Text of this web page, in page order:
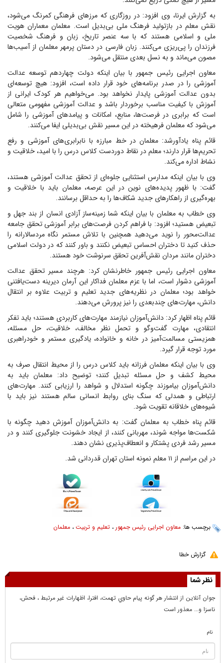
به گزارش ایرنا، وی افزود: در روزگاری که مرز‌های فرهنگی کمرنگ می‌شود،
نقش معلم در بازتولید فرهنگ ملی بی‌بدیل است. معلمان معماران هویت
ملی و اسلامی هستند که با سه عنصر تاریخ، زبان و فرهنگ شخصیت
فرزندان را پی‌ریزی می‌کنند. زبان فارسی در دستان پرمهر معلمان از آسیب‌ها
مصون می‌ماند و به نسل بعدی منتقل می‌شود.
معاون اجرایی رئیس جمهور با بیان اینکه دولت چهاردهم توسعه عدالت
آموزشی را در صدر برنامه‌های خود قرار داده است، افزود: هیچ توسعه‌ای
بدون عدالت آموزشی پایدار نخواهد بود. می‌خواهیم هر کودک ایرانی از
آموزش با کیفیت مناسب برخوردار باشد و عدالت آموزشی مفهومی متعالی
است که برابری در فرصت‌ها، منابع، امکانات و پیامد‌های آموزشی را شامل
می‌شود که معلمان فرهیخته در این مسیر نقش بی‌بدیلی ایفا می‌کنند.
قائم پناه یادآورشد: معلمان در خط مبارزه با نابرابری‌های آموزشی و رفع
تحریم‌ها قرار دارند؛ معلم در نقاط دوردست کلاس درس را با امید، خلاقیت و
نشاط اداره می‌کند.
وی با بیان اینکه مدارس استثنایی جلوه‌ای از تحقق عدالت آموزشی هستند،
گفت: با ظهور پدیده‌های نوین در این عرصه، معلمان باید با خلاقیت و
بهره‌گیری از راهکار‌های جدید شکاف‌ها را به حداقل برسانند.
وی خطاب به معلمان با بیان اینکه شما زمینه‌ساز آزادی انسان از بند جهل و
تبعیض هستید؛ افزود: با فراهم کردن فرصت‌های برابر آموزشی تحقق جامعه
عدالت‌محور را نوید می‌دهید همچنین با تلاش مستمر نگاه مردسالارانه را
حذف کنید تا دختران احساس تبعیض نکنند و باور کنند که در دولت اسلامی
دختران مانند مردان نقش‌آفرین تحقق سرنوشت خود هستند.
معاون اجرایی رئیس جمهور خاطرنشان کرد: هرچند مسیر تحقق عدالت
آموزشی دشوار است، اما با عزم معلمان فداکار این آرمان دیرینه دست‌یافتنی
خواهد بود؛ معلمان در نظریه‌های جدید تعلیم و تربیت علاوه بر انتقال
دانش، مهارت‌های چندبعدی را نیز پرورش می‌دهند.
قائم پناه اظهار کرد: دانش‌آموزان نیازمند مهارت‌های کاربردی هستند؛ باید تفکر
انتقادی، مهارت گفت‌و‌گو و تحمل نظر مخالف، خلاقیت، حل مسئله،
همزیستی مسالمت‌آمیز در خانه و خانواده، یادگیری مستمر و خودراهبری
مورد توجه قرار گیرد.
وی با بیان اینکه معلمان فرزانه باید کلاس درس را از محیط انتقال صرف به
محیط کشف و حل مسئله تبدیل کنند؛ توضیح داد: معلمان باید به
دانش‌آموزان بیاموزند چگونه استدلال و شواهد را ارزیابی کنند. مهارت‌های
ارتباطی و همدلی که سنگ بنای روابط انسانی سالم هستند نیز باید با
شیوه‌های خلاقانه تقویت شود.
قائم پناه خطاب به معلمان گفت: به دانش‌آموزان آموزش دهید چگونه با
شکست‌ها مواجه شوند، مهربانی کنند، از ایجاد خشونت جلوگیری کنند و در
مسیر رشد فردی پشتکار و انعطاف‌پذیری نشان دهند.
در این مراسم از ۱۱ معلم نمونه استان تهران قدردانی شد.
برچسب ها: معاون اجرایی رئیس جمهور ، تعلیم و تربیت ، معلمان
گزارش خطا
نظر شما
جوان آنلاين از انتشار هر گونه پيام حاوي تهمت، افترا، اظهارات غير مرتبط ، فحش،
ناسزا و... معذور است
نام